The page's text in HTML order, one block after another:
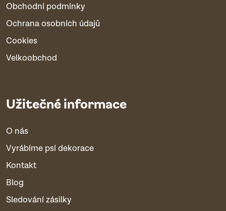
Obchodní podmínky
Ochrana osobních údajů
Cookies
Velkoobchod
Užitečné informace
O nás
Vyrábíme psí dekorace
Kontakt
Blog
Sledování zásilky